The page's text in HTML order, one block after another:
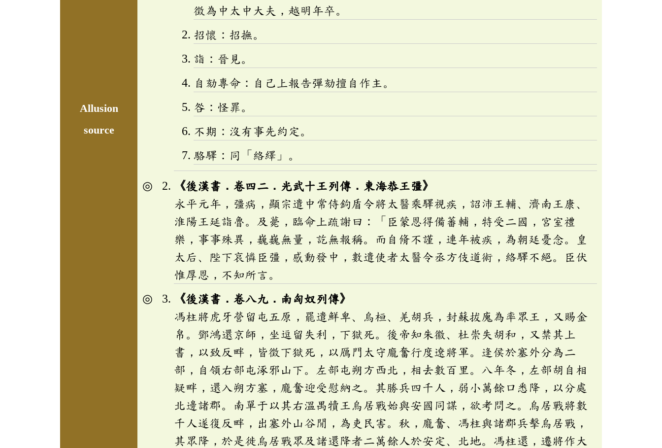
Allusion
source
徵為中太中大夫，越明年卒。
招懷：招撫。
詣：晉見。
自劾專命：自己上報告彈劾擅自作主。
咎：怪罪。
不期：沒有事先約定。
駱驛：同「絡繹」。
《後漢書．卷四二．光武十王列傳．東海恭王彊》
永平元年，彊病，顯宗遣中常侍鉤盾令將太醫乘驛視疾，詔沛王輔、濟南王康、
淮陽王延詣魯。及薨，臨命上疏謝曰：「臣蒙恩得備蕃輔，特受二國，宮室禮
樂，事事殊異，巍巍無量，訖無報稱。而自脩不謹，連年被疾，為朝廷憂念。皇
太后、陛下哀憐臣彊，感動發中，數遣使者太醫令丞方伎道術，絡驛不絕。臣伏
惟厚恩，不知所言。
《後漢書．卷八九．南匈奴列傳》
馮柱將虎牙營留屯五原，罷遣鮮卑、烏桓、羌胡兵，封蘇拔廆為率眾王，又賜金
帛。鄧鴻還京師，坐逗留失利，下獄死。後帝知朱徽、杜崇失胡和，又禁其上
書，以致反畔，皆徵下獄死，以鴈門太守龐奮行度遼將軍。逢侯於塞外分為二
部，自領右部屯涿邪山下。左部屯朔方西北，相去數百里。八年冬，左部胡自相
疑畔，還入朔方塞，龐奮迎受慰納之。其勝兵四千人，弱小萬餘口悉降，以分處
北邊諸郡。南單于以其右溫禺犢王烏居戰始與安國同謀，欲考問之。烏居戰將數
千人遂復反畔，出塞外山谷閒，為吏民害。秋，龐奮、馮柱與諸郡兵擊烏居戰，
其眾降，於是徙烏居戰眾及諸還降者二萬餘人於安定、北地。馮柱還，遷將作大